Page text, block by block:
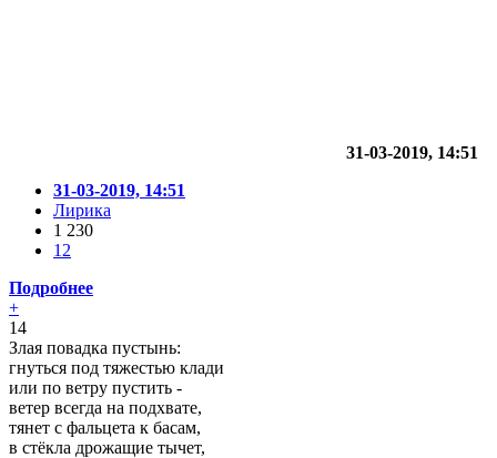
31-03-2019, 14:51
31-03-2019, 14:51
Лирика
1 230
12
Подробнее
+
14
Злая повадка пустынь:
гнуться под тяжестью клади
или по ветру пустить -
ветер всегда на подхвате,
тянет с фальцета к басам,
в стёкла дрожащие тычет,